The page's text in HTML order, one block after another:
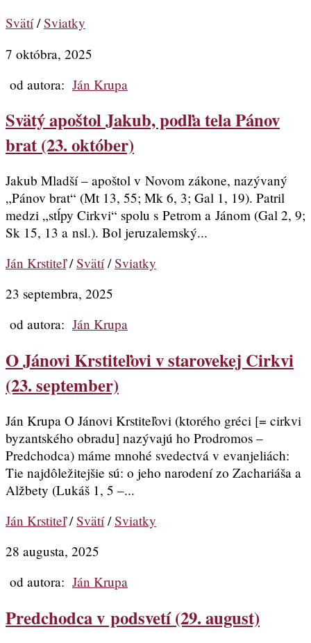
Svätí/Sviatky
7 októbra, 2025
od autora: Ján Krupa
Svätý apoštol Jakub, podľa tela Pánov
brat (23. október)
Jakub Mladší – apoštol v Novom zákone, nazývaný
„Pánov brat“ (Mt 13, 55; Mk 6, 3; Gal 1, 19). Patril
medzi „stĺpy Cirkvi“ spolu s Petrom a Jánom (Gal 2, 9;
Sk 15, 13 a nsl.). Bol jeruzalemský...
Ján Krstiteľ/Svätí/Sviatky
23 septembra, 2025
od autora: Ján Krupa
O Jánovi Krstiteľovi v starovekej Cirkvi
(23. september)
Ján Krupa O Jánovi Krstiteľovi (ktorého gréci [= cirkvi
byzantského obradu] nazývajú ho Prodromos –
Predchodca) máme mnohé svedectvá v evanjeliách:
Tie najdôležitejšie sú: o jeho narodení zo Zachariáša a
Alžbety (Lukáš 1, 5 –...
Ján Krstiteľ/Svätí/Sviatky
28 augusta, 2025
od autora: Ján Krupa
Predchodca v podsvetí (29. august)